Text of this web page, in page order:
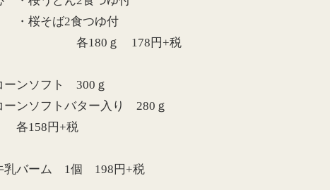
ば2食つゆ付
ｇ 178円+税
ンソフト 300ｇ
フトバター入り 280ｇ
円+税
バーム 1個 198円+税